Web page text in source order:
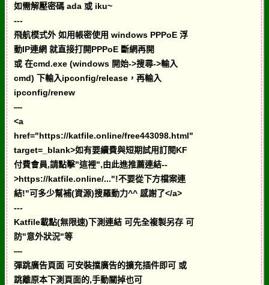
如需解壓密碼 ada 或 iku~
---
飛航模式外 如用帳密使用 windows PPPoE 浮
動IP連網 就直接打開PPPoE 斷網再開
或 在cmd.exe (windows 開始->搜尋->輸入
cmd) 下輸入ipconfig/release，再輸入
ipconfig/renew
—
<a
href="https://katfile.online/free443098.html"
target=_blank>如有要續費與短期試用訂閱KF
付費會員,請點擊"這裡",由此進推薦連結--
>https://katfile.online/..."!不要從下方檔案連
結!"可多少幫補(資源)搜羅動力^^ 感謝了</a>
---
Katfile載點(無限速)下測連結 可先全複製另存 可
防"意外狀況"等
—
彈跳廣告頁面 可安裝擋廣告的擴充插件即可 或
跳離原本下測頁面的,手動關掉也可